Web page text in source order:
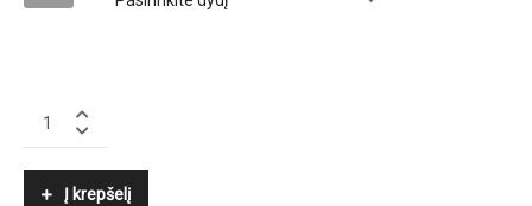
CYBERJAMMIES
quantity
Į krepšelį